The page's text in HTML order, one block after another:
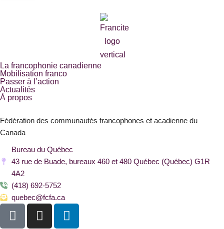
La francophonie canadienne
Mobilisation franco
Passer à l’action
Actualités
À propos
Fédération des communautés francophones et acadienne du
Canada
Bureau du Québec
43 rue de Buade, bureaux 460 et 480 Québec (Québec) G1R
4A2
(418) 692-5752
quebec@fcfa.ca
F
a
I
n
L
i